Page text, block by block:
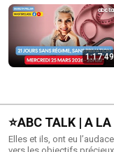
1:17:49
⭐️ABC TALK | A
Alexandra
Elles et ils, ont eu